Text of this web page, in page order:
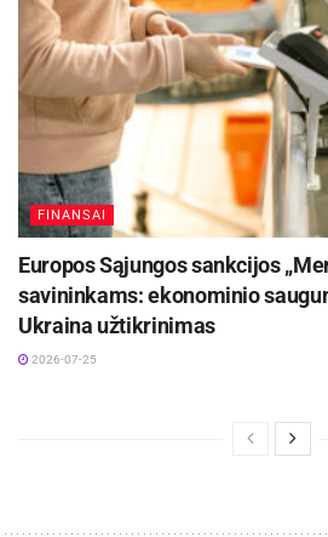
FINANSAI
Europos Sąjungos sankcijos
savininkams: ekonominio
Ukraina užtikrinimas
2026-07-25